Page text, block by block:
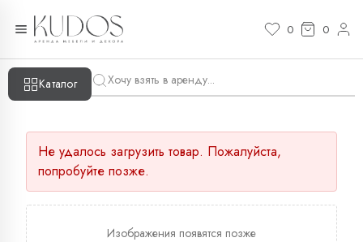
0 0
Каталог
Не удалось загрузить товар. Пожалуйста,
попробуйте позже.
Изображения появятся позже